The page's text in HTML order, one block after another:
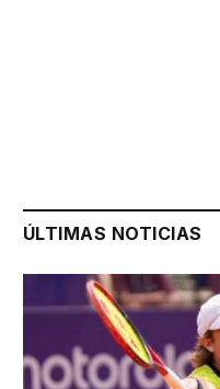
ÚLTIMAS NOTICIAS